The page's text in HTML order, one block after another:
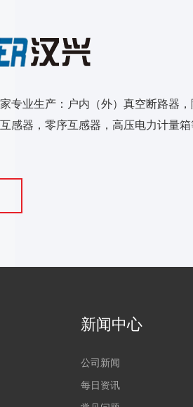
专业生产：户内（外）真空断路器
感器，零序互感器，高压电力计量
新闻中心
公司新闻
每日资讯